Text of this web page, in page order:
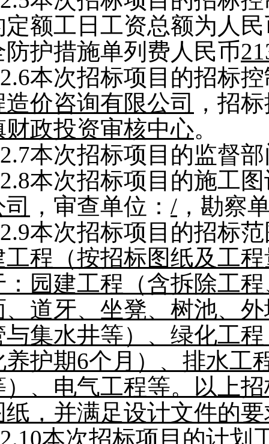
定额工日工资总额为人
防护措施单列费 人民币
2.6本次招标项目的招标
造价咨询有限公司
，招
财政投资审核中心。
2.7本次招标项目的监督
2.8本次招标项目的施工
，审查单位： / ，勘察
2.9本次招标项目的招标
工程（按招标图纸及工
：园建工程（含拆除工
、道牙、坐凳、树池、
与集水井等）、绿化工
养护期6个月）、排水工
）、电气工程等。以上
纸，并满足设计文件的
2.10本次招标项目的计划